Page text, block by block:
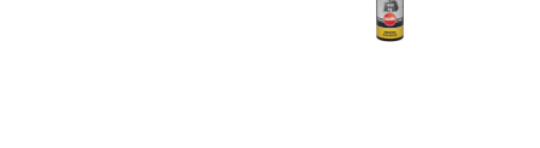
Soudal